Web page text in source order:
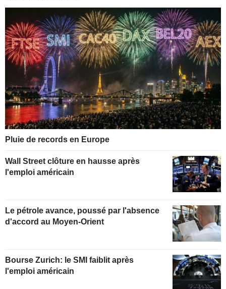
Pluie de records en Europe
Wall Street clôture en hausse après
l'emploi américain
Le pétrole avance, poussé par l'absence
d'accord au Moyen-Orient
Bourse Zurich: le SMI faiblit après
l'emploi américain